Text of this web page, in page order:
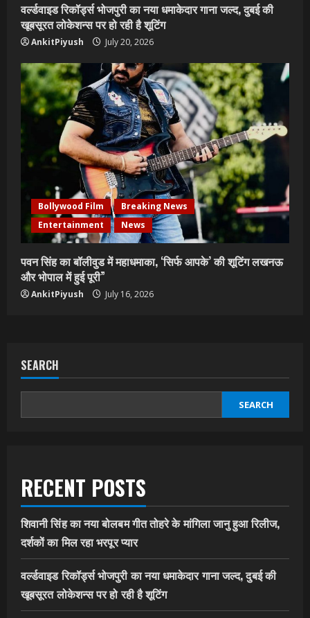
वर्ल्डवाइड रिकॉर्ड्स भोजपुरी का नया धमाकेदार गाना जल्द, दुबई की
खूबसूरत लोकेशन्स पर हो रही है शूटिंग
AnkitPiyush July 20, 2026
Bollywood Film
Breaking News
Entertainment
News
पवन सिंह का बॉलीवुड में महाधमाका, ‘सिर्फ आपके’ की शूटिंग लखनऊ
और भोपाल में हुई पूरी”
AnkitPiyush July 16, 2026
SEARCH
SEARCH
RECENT POSTS
शिवानी सिंह का नया बोलबम गीत तोहरे के मांगिला जानु हुआ रिलीज,
दर्शकों का मिल रहा भरपूर प्यार
वर्ल्डवाइड रिकॉर्ड्स भोजपुरी का नया धमाकेदार गाना जल्द, दुबई की
खूबसूरत लोकेशन्स पर हो रही है शूटिंग